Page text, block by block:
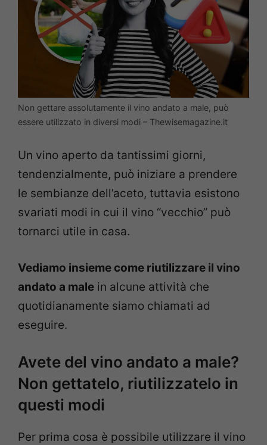
Non gettare assolutamente il vino andato a male, può
essere utilizzato in diversi modi – Thewisemagazine.it
Un vino aperto da tantissimi giorni,
tendenzialmente, può iniziare a prendere
le sembianze dell’aceto, tuttavia esistono
svariati modi in cui il vino “vecchio” può
tornarci utile in casa.
Vediamo insieme come riutilizzare il vino
andato a male in alcune attività che
quotidianamente siamo chiamati ad
eseguire.
Avete del vino andato a male?
Non gettatelo, riutilizzatelo in
questi modi
Per prima cosa è possibile utilizzare il vino